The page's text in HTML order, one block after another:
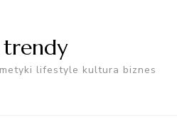
trendy
lifestyle kultura biznes